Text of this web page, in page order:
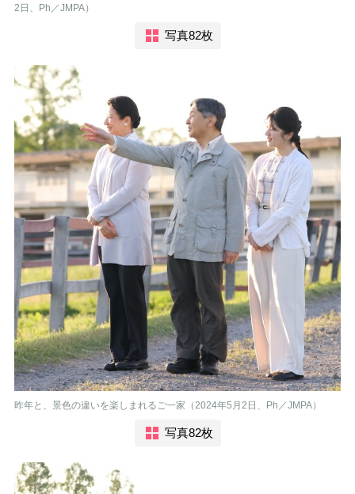
2日、Ph／JMPA）
写真82枚
昨年と、景色の違いを楽しまれるご一家（2024年5月2日、Ph／JMPA）
写真82枚